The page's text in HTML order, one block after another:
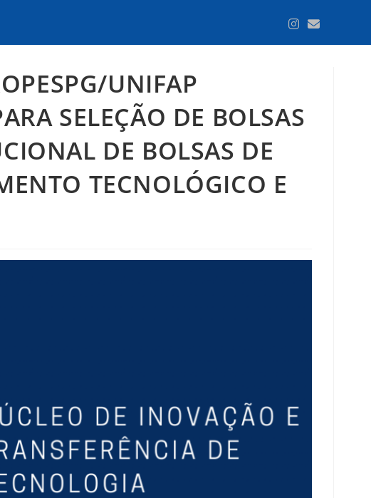
UNIFAP
SELEÇÃO DE BOLSAS
DE BOLSAS DE
TECNOLÓGICO E